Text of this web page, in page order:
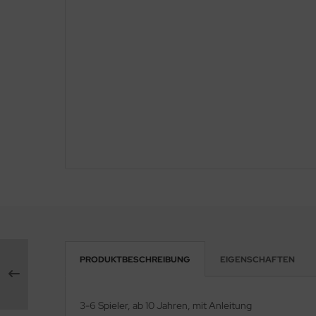
PRODUKTBESCHREIBUNG EIGENSCHAFTEN
3-6 Spieler, ab 10 Jahren, mit Anleitung